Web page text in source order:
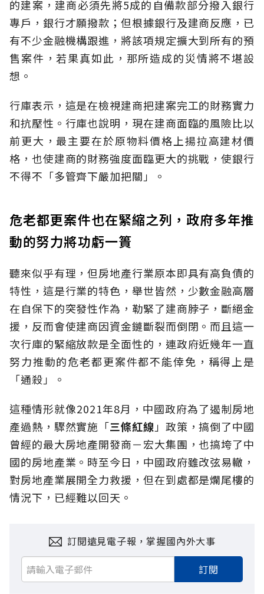
的建案，建商必須先將5成的自備款部分撥入銀行
專戶，銀行才願撥款；但根據銀行及建商反應，已
有不少金融機構跟進，將該項規定擴大到所有的預
售案件，若果真如此，那所造成的災情將不堪設
想。
行庫表示，這是在檢視建商把建案完工的財務實力
和抗壓性。行庫也說明，現在建商面臨的風險比以
前更大，最主要在於原物料價格上揚拉高建材價
格，也使建商的財務強度面臨更大的挑戰，使銀行
不得不「多管齊下嚴加把關」。
危老都更案件也在緊縮之列，政府多年推
動的努力將功虧一簣
聽來似乎有理，但房地產行業原本即具有高負債的
特性，這是行業的特色，舉世皆然，少數金融高層
在自保下的突發性作為，勒緊了建商脖子，斷絕金
援，反而會使建商因資金鏈斷裂而倒閉。而且這一
次行庫的緊縮放款是全面性的，連政府近幾年一直
努力推動的危老都更案件都不能倖免，稱得上是
「通殺」。
這種情形就像2021年8月，中國政府為了遏制房地
產過熱，驟然實施「三條紅線 」政策，搞倒了中國
曾經的最大房地產開發商－宏大集團，也搞垮了中
國的房地產業。時至今日，中國政府雖改弦易轍，
對房地產業展開全力救援，但在到處都是爛尾樓的
情況下，已經難以回天。
訂閱遠見電子報，掌握國內外大事
訂閱